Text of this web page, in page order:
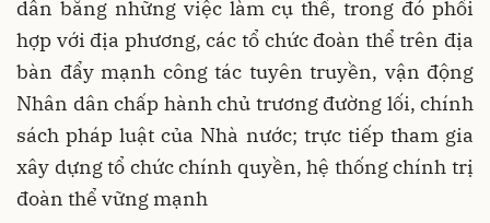
dân bằng những việc làm cụ thể, trong đó phối
hợp với địa phương, các tổ chức đoàn thể trên địa
bàn đẩy mạnh công tác tuyên truyền, vận động
Nhân dân chấp hành chủ trương đường lối, chính
sách pháp luật của Nhà nước; trực tiếp tham gia
xây dựng tổ chức chính quyền, hệ thống chính trị
đoàn thể vững mạnh